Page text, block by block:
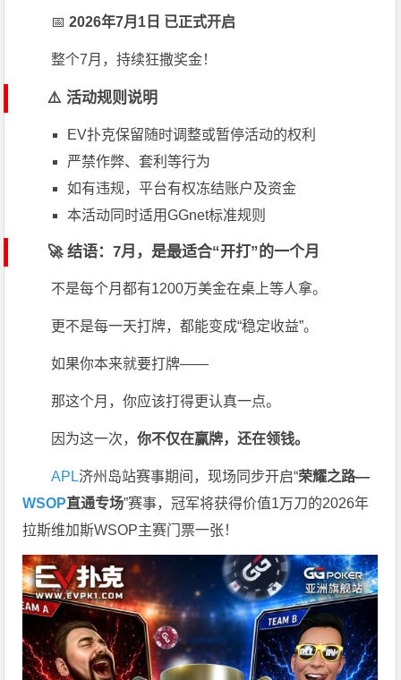
📅2026年7月1日 已正式开启
整个7月，持续狂撒奖金！
⚠️ 活动规则说明
EV扑克保留随时调整或暂停活动的权利
严禁作弊、套利等行为
如有违规，平台有权冻结账户及资金
本活动同时适用GGnet标准规则
🚀 结语：7月，是最适合“开打”的一个月
不是每个月都有1200万美金在桌上等人拿。
更不是每一天打牌，都能变成“稳定收益”。
如果你本来就要打牌——
那这个月，你应该打得更认真一点。
因为这一次，你不仅在赢牌，还在领钱。
APL济州岛站赛事期间，现场同步开启“荣耀之路—
WSOP直通专场”赛事，冠军将获得价值1万刀的2026年
拉斯维加斯WSOP主赛门票一张！